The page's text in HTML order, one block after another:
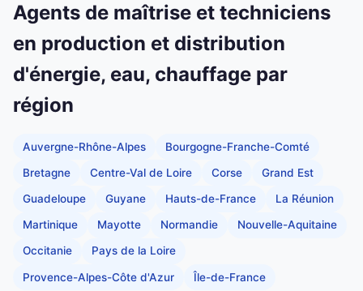
Agents de maîtrise et techniciens
en production et distribution
d'énergie, eau, chauffage par
région
Auvergne-Rhône-Alpes Bourgogne-Franche-Comté
Bretagne Centre-Val de Loire Corse Grand Est
Guadeloupe Guyane Hauts-de-France La Réunion
Martinique Mayotte Normandie Nouvelle-Aquitaine
Occitanie Pays de la Loire
Provence-Alpes-Côte d'Azur Île-de-France